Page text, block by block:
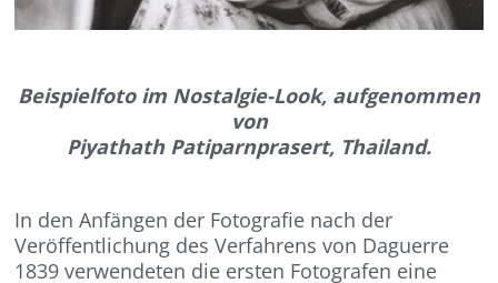
Beispielfoto im Nostalgie-Look, aufgenommen
von
Piyathath Patiparnprasert, Thailand.
In den Anfängen der Fotografie nach der
Veröffentlichung des Verfahrens von Daguerre
1839 verwendeten die ersten Fotografen eine